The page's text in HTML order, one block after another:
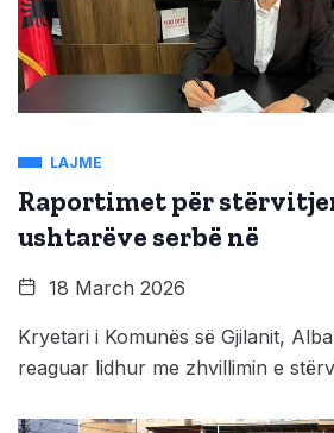
LAJME
Raportimet për
ushtarëve serbë në
18 March 2026
Kryetari i Komunës së Gjilanit,
reaguar lidhur me zhvillimin e